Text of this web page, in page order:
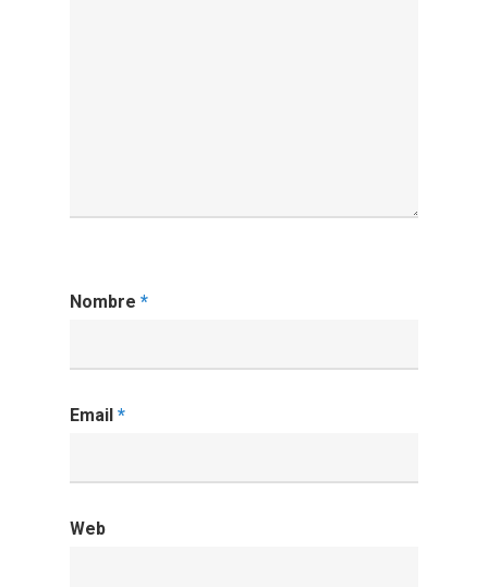
Nombre *
Email *
Web